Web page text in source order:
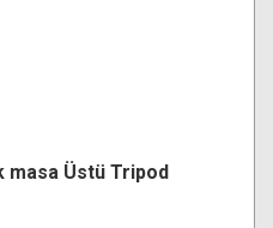
masa Üstü Tripod